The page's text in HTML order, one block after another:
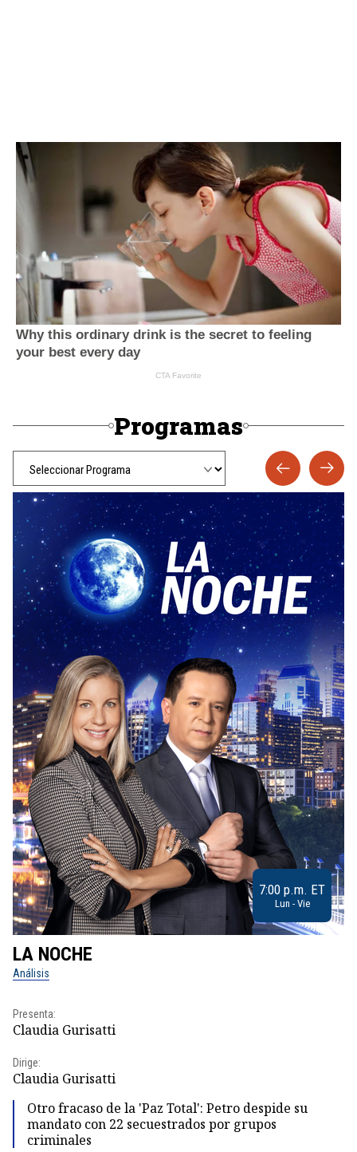
Programas
7:00 p.m. ET
Lun - Vie
LA NOCHE
Análisis
Presenta:
Claudia Gurisatti
Dirige:
Claudia Gurisatti
Otro fracaso de la 'Paz Total': Petro despide su
mandato con 22 secuestrados por grupos
criminales